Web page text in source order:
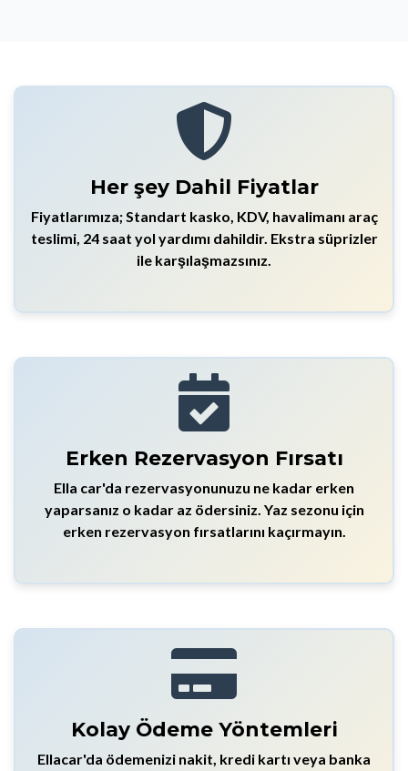
Her şey Dahil Fiyatlar
Fiyatlarımıza; Standart kasko, KDV, havalimanı araç
teslimi, 24 saat yol yardımı dahildir. Ekstra süprizler
ile karşılaşmazsınız.
Erken Rezervasyon Fırsatı
Ella car'da rezervasyonunuzu ne kadar erken
yaparsanız o kadar az ödersiniz. Yaz sezonu için
erken rezervasyon fırsatlarını kaçırmayın.
Kolay Ödeme Yöntemleri
Ellacar'da ödemenizi nakit, kredi kartı veya banka